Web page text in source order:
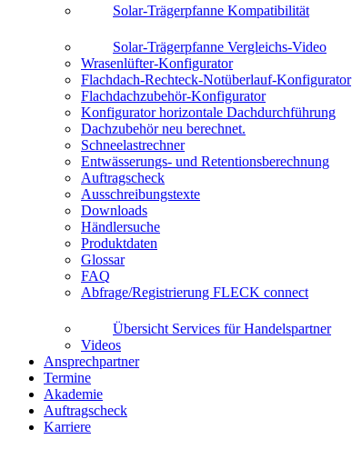
Solar-Trägerpfanne Kompatibilität
Solar-Trägerpfanne Vergleichs-Video
Wrasenlüfter-Konfigurator
Flachdach-Rechteck-Notüberlauf-Konfigurator
Flachdachzubehör-Konfigurator
Konfigurator horizontale Dachdurchführung
Dachzubehör neu berechnet.
Schneelastrechner
Entwässerungs- und Retentionsberechnung
Auftragscheck
Ausschreibungstexte
Downloads
Händlersuche
Produktdaten
Glossar
FAQ
Abfrage/Registrierung FLECK connect
Übersicht Services für Handelspartner
Videos
Ansprechpartner
Termine
Akademie
Auftragscheck
Karriere